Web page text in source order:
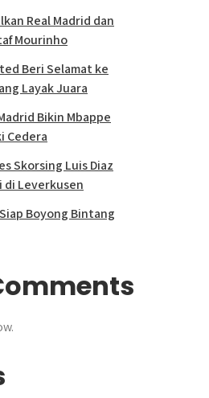
Real Madrid dan
Mourinho
Beri Selamat ke
Layak Juara
Bikin Mbappe
Cedera
Skorsing Luis Diaz
Leverkusen
Boyong Bintang